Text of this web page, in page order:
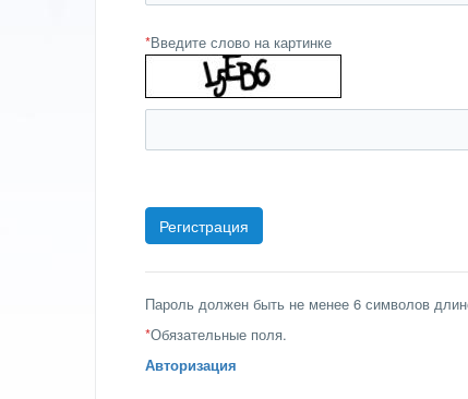
*Введите слово на картинке
Пароль должен быть не менее 6 символов
*Обязательные поля.
Авторизация